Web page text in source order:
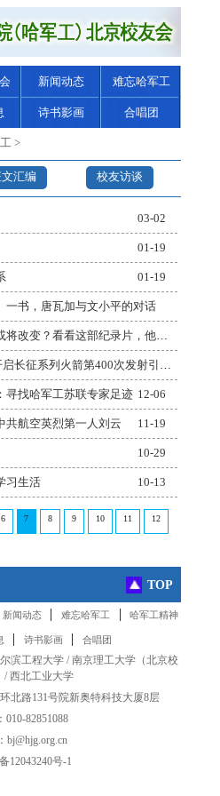
新闻动态 难忘哈军工
诗书影画 合唱团
>
汇编 校友访谈
03-02
01-19
01-19
一书，唐瓦加与文小平的对话
01-04
01-04
12-15
寻找哈军工苏联专家足迹 12-06
共航空英烈第一人刘云 11-19
10-29
习生活 10-13
6 7 8 9 10 11 12
TOP
新闻动态 | 难忘哈军工 | 哈军工精神
| 诗书影画 | 合唱团
滨工程大学 /南京理工大学 （北京校
/西北工业大学
北路131号院新奥特科技大厦8层
010-82851088
bj@hjg.org.cn
12043240号-1